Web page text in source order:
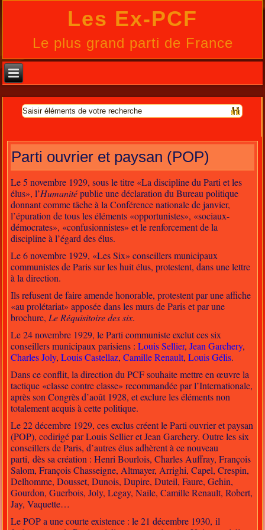
Les Ex-PCF
Le plus grand parti de France
Parti ouvrier et paysan (POP)
Le 5 novembre 1929, sous le titre «La discipline du Parti et les
élus», l’Humanitépublie une déclaration du Bureau politique
donnant comme tâche à la Conférence nationale de janvier,
l’épuration de tous les éléments «opportunistes», «sociaux-
démocrates», «confusionnistes» et le renforcement de la
discipline à l’égard des élus.
Le 6 novembre 1929, «Les Six» conseillers municipaux
communistes de Paris sur les huit élus, protestent, dans une lettre
à la direction.
Ils refusent de faire amende honorable, protestent par une affiche
«au prolétariat» apposée dans les murs de Paris et par une
brochure,Le Réquisitoire des six.
Le 24 novembre 1929, le Parti communiste exclut ces six
conseillers municipaux parisiens :Louis Sellier,Jean Garchery,
Charles Joly,Louis Castellaz,Camille Renault,Louis Gélis.
Dans ce conflit, la direction du PCF souhaite mettre en œuvre la
tactique «classe contre classe» recommandée par l’Internationale,
après son Congrès d’août 1928, et exclure les éléments non
totalement acquis à cette politique.
Le 22 décembre 1929, ces exclus créent le Parti ouvrier et paysan
(POP), codirigé par Louis Sellier et Jean Garchery. Outre les six
conseillers de Paris, d’autres élus adhèrent à ce nouveau
parti, dès sa création :Henri Bourlois,Charles Auffray,François
Salom, François Chasseigne, Altmayer, Arrighi, Capel, Crespin,
Delhomme, Dousset, Dunois, Dupire, Duteil, Faure, Gehin,
Gourdon, Guerbois, Joly, Legay, Naile, Camille Renault, Robert,
Jay, Vaquette…
Le POP a une courte existence : le 21 décembre 1930, il